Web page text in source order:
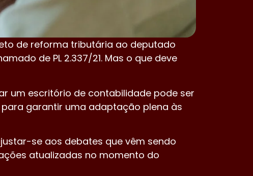
de reforma tributária ao deputado
de PL 2.337/21. Mas o que deve
um escritório de contabilidade pode ser
garantir uma adaptação plena às
se aos debates que vêm sendo
atualizadas no momento do